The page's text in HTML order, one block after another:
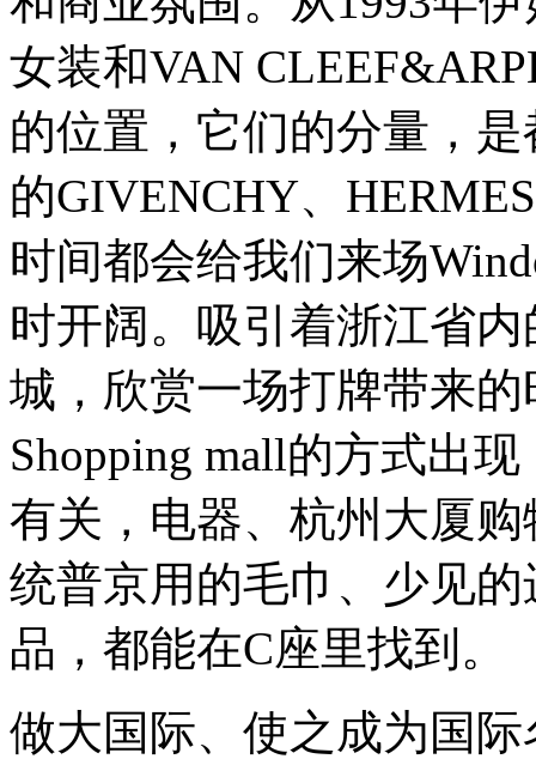
女装和VAN
的位置，它们的分量，
的GIVENCHY、
时间都会给我们来场
时开阔。吸引着浙江省
城，欣赏一场打牌带来
Shopping mall的方式出
有关，电器、杭州大厦
统普京用的毛巾、少见
品，都能在C座里找到。
做大国际、使之成为国